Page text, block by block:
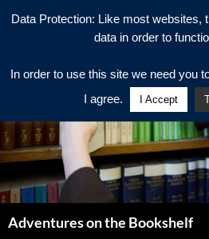
Adventures on the Bookshelf
Data Protection: Like most websites,
data in order to
In order to use this site we need you
I agree.
I Accept